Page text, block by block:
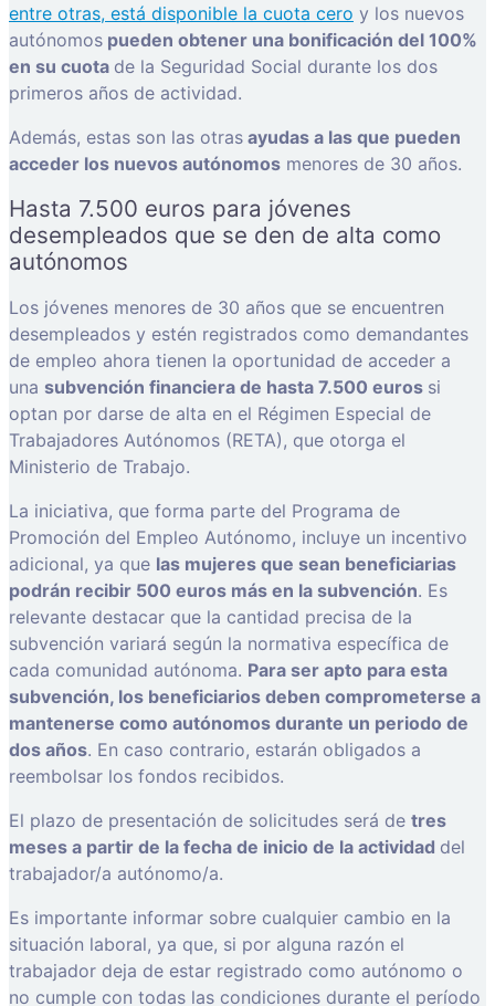
entre otras, está disponible la cuota cero y los nuevos
autónomos pueden obtener una bonificación del 100%
en su cuota de la Seguridad Social durante los dos
primeros años de actividad.
Además, estas son las otras ayudas a las que pueden
acceder los nuevos autónomos menores de 30 años.
Hasta 7.500 euros para jóvenes
desempleados que se den de alta como
autónomos
Los jóvenes menores de 30 años que se encuentren
desempleados y estén registrados como demandantes
de empleo ahora tienen la oportunidad de acceder a
una subvención financiera de hasta 7.500 euros si
optan por darse de alta en el Régimen Especial de
Trabajadores Autónomos (RETA), que otorga el
Ministerio de Trabajo.
La iniciativa, que forma parte del Programa de
Promoción del Empleo Autónomo, incluye un incentivo
adicional, ya que las mujeres que sean beneficiarias
podrán recibir 500 euros más en la subvención. Es
relevante destacar que la cantidad precisa de la
subvención variará según la normativa específica de
cada comunidad autónoma. Para ser apto para esta
subvención, los beneficiarios deben comprometerse a
mantenerse como autónomos durante un periodo de
dos años. En caso contrario, estarán obligados a
reembolsar los fondos recibidos.
El plazo de presentación de solicitudes será de tres
meses a partir de la fecha de inicio de la actividad del
trabajador/a autónomo/a.
Es importante informar sobre cualquier cambio en la
situación laboral, ya que, si por alguna razón el
trabajador deja de estar registrado como autónomo o
no cumple con todas las condiciones durante el período